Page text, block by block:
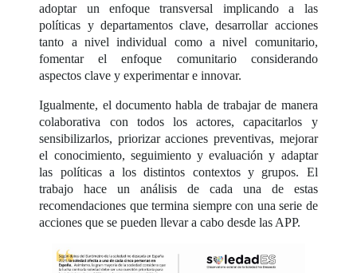
adoptar un enfoque transversal implicando a las
políticas y departamentos clave, desarrollar acciones
tanto a nivel individual como a nivel comunitario,
fomentar el enfoque comunitario considerando
aspectos clave y experimentar e innovar.
Igualmente, el documento habla de trabajar de manera
colaborativa con todos los actores, capacitarlos y
sensibilizarlos, priorizar acciones preventivas, mejorar
el conocimiento, seguimiento y evaluación y adaptar
las políticas a los distintos contextos y grupos. El
trabajo hace un análisis de cada una de estas
recomendaciones que termina siempre con una serie de
acciones que se pueden llevar a cabo desde las APP.